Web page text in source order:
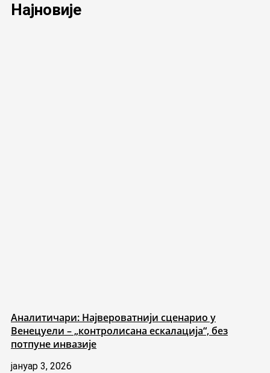
Најновије
Аналитичари: Највероватнији сценарио у
Венецуели – „контролисана ескалација“, без
потпуне инвазије
јануар 3, 2026